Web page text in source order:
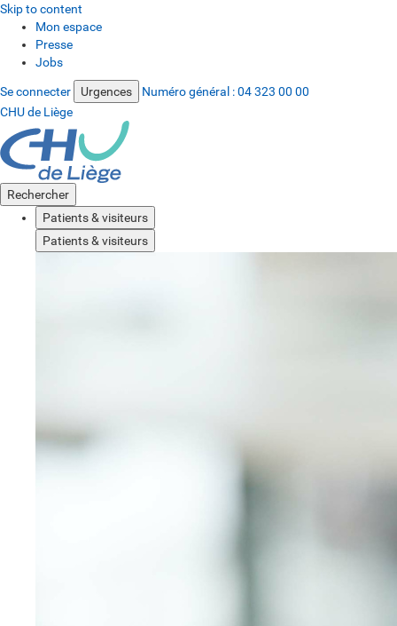
Skip to content
Mon espace
Presse
Jobs
Se connecter Urgences Numéro général :04 323 00 00
CHU de Liège
Rechercher
Patients & visiteurs
Patients & visiteurs